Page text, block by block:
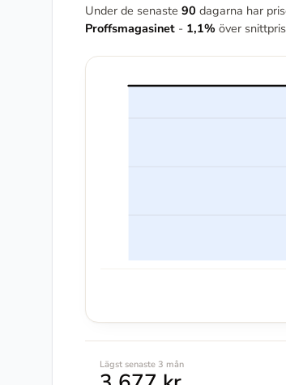
Under de senaste 90 dagarna har
Proffsmagasinet - 1,1% över
Lägst senaste 3 mån